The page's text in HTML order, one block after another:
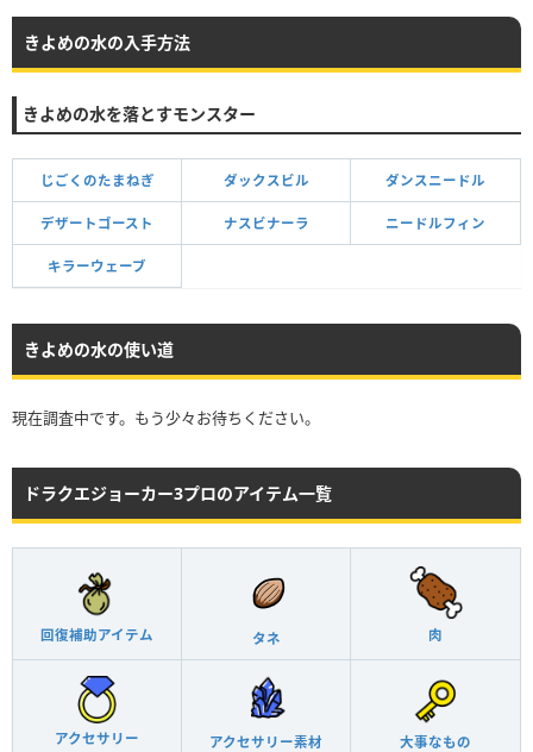
きよめの水の入手方法
きよめの水を落とすモンスター
じごくのたまねぎ ダックスビル ダンスニードル
デザートゴースト ナスビナーラ ニードルフィン
キラーウェーブ
きよめの水の使い道
現在調査中です。もう少々お待ちください。
ドラクエジョーカー3プロのアイテム一覧
回復補助アイテム タネ 肉
アクセサリー アクセサリー素材 大事なもの